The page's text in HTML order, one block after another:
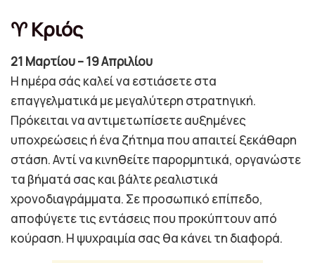
♈ Κριός
21 Μαρτίου – 19 Απριλίου
Η ημέρα σάς καλεί να εστιάσετε στα
επαγγελματικά με μεγαλύτερη στρατηγική.
Πρόκειται να αντιμετωπίσετε αυξημένες
υποχρεώσεις ή ένα ζήτημα που απαιτεί ξεκάθαρη
στάση. Αντί να κινηθείτε παρορμητικά, οργανώστε
τα βήματά σας και βάλτε ρεαλιστικά
χρονοδιαγράμματα. Σε προσωπικό επίπεδο,
αποφύγετε τις εντάσεις που προκύπτουν από
κούραση. Η ψυχραιμία σας θα κάνει τη διαφορά.